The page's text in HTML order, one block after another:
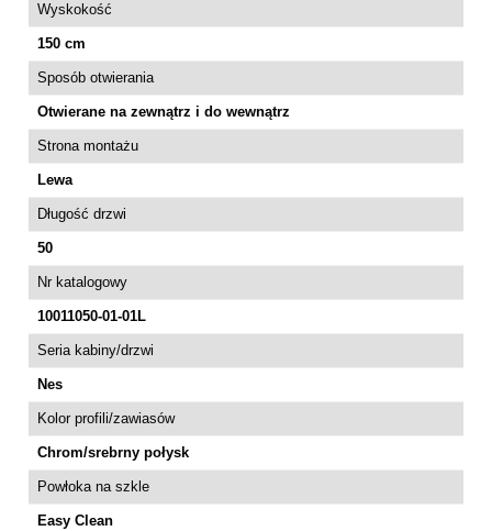
Wyskokość
150 cm
Sposób otwierania
Otwierane na zewnątrz i do wewnątrz
Strona montażu
Lewa
Długość drzwi
50
Nr katalogowy
10011050-01-01L
Seria kabiny/drzwi
Nes
Kolor profili/zawiasów
Chrom/srebrny połysk
Powłoka na szkle
Easy Clean